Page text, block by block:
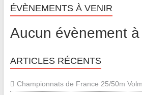
ÉVÈNEMENTS À VENIR
Aucun évènement
ARTICLES RÉCENTS
Championnats de France 25/50m